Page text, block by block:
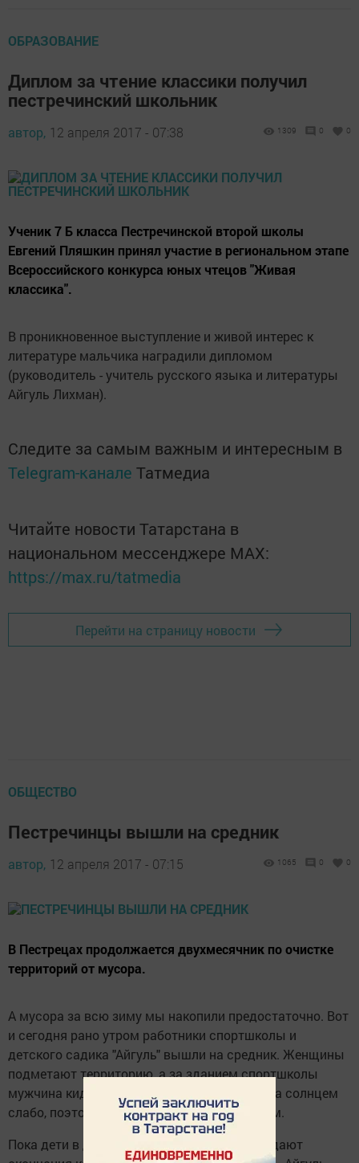
ОБРАЗОВАНИЕ
Диплом за чтение классики получил
пестречинский школьник
автор, 12 апреля 2017 - 07:38 1309 0 0
Ученик 7 Б класса Пестречинской второй школы
Евгений Пляшкин принял участие в региональном этапе
Всероссийского конкурса юных чтецов "Живая
классика".
В проникновенное выступление и живой интерес к
литературе мальчика наградили дипломом
(руководитель - учитель русского языка и литературы
Айгуль Лихман).
Следите за самым важным и интересным в
Telegram-канале Татмедиа
Читайте новости Татарстана в
национальном мессенджере MАХ:
https://max.ru/tatmedia
Перейти на страницу новости
ОБЩЕСТВО
Пестречинцы вышли на средник
автор, 12 апреля 2017 - 07:15 1065 0 0
В Пестрецах продолжается двухмесячник по очистке
территорий от мусора.
А мусора за всю зиму мы накопили предостаточно. Вот
и сегодня рано утром работники спортшколы и
детского садика "Айгуль" вышли на средник. Женщины
подметают территорию, а за зданием спортшколы
мужчина кидает снег. Эта сторона освещена солнцем
слабо, поэтому остатки зимы тают с трудом.
Пока дети в других садиках райцентра ожидают